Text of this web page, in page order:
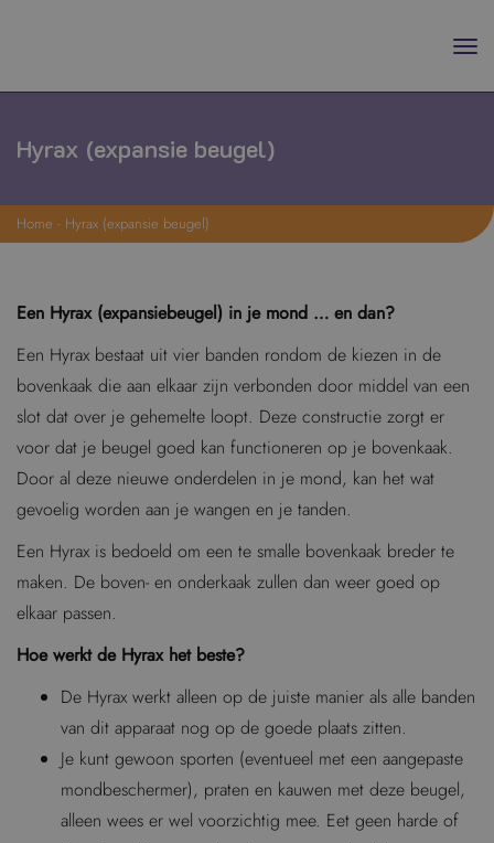
Hyrax (expansie beugel)
Home - Hyrax (expansie beugel)
Een Hyrax (expansiebeugel) in je mond … en dan?
Een Hyrax bestaat uit vier banden rondom de kiezen in de
bovenkaak die aan elkaar zijn verbonden door middel van een
slot dat over je gehemelte loopt. Deze constructie zorgt er
voor dat je beugel goed kan functioneren op je bovenkaak.
Door al deze nieuwe onderdelen in je mond, kan het wat
gevoelig worden aan je wangen en je tanden.
Een Hyrax is bedoeld om een te smalle bovenkaak breder te
maken. De boven- en onderkaak zullen dan weer goed op
elkaar passen.
Hoe werkt de Hyrax het beste?
De Hyrax werkt alleen op de juiste manier als alle banden
van dit apparaat nog op de goede plaats zitten.
Je kunt gewoon sporten (eventueel met een aangepaste
mondbeschermer), praten en kauwen met deze beugel,
alleen wees er wel voorzichtig mee. Eet geen harde of